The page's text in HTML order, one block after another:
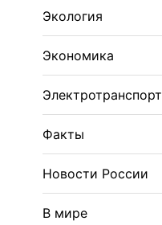
Экология
Экономика
Электротранспорт
Факты
Новости России
В мире